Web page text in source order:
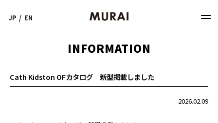
JP / EN
INFORMATION
Cath Kidston OFカタログ 新型掲載しました
2026.02.09